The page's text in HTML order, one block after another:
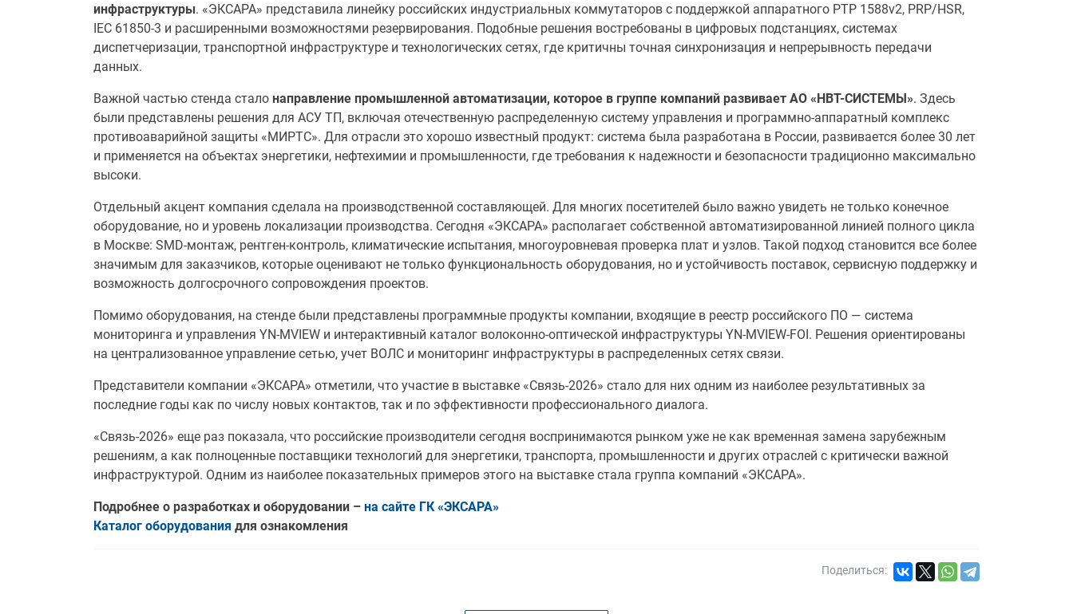
инфраструктуры. «ЭКСАРА» представила линейку российских индустриальных коммутаторов с поддержкой аппаратного PTP 1588v2, PRP/HSR,
IEC 61850-3 и расширенными возможностями резервирования. Подобные решения востребованы в цифровых подстанциях, системах
диспетчеризации, транспортной инфраструктуре и технологических сетях, где критичны точная синхронизация и непрерывность передачи
данных.
Важной частью стенда стало направление промышленной автоматизации, которое в группе компаний развивает АО «НВТ-СИСТЕМЫ». Здесь
были представлены решения для АСУ ТП, включая отечественную распределенную систему управления и программно-аппаратный комплекс
противоаварийной защиты «МИРТС». Для отрасли это хорошо известный продукт: система была разработана в России, развивается более 30 лет
и применяется на объектах энергетики, нефтехимии и промышленности, где требования к надежности и безопасности традиционно максимально
высоки.
Отдельный акцент компания сделала на производственной составляющей. Для многих посетителей было важно увидеть не только конечное
оборудование, но и уровень локализации производства. Сегодня «ЭКСАРА» располагает собственной автоматизированной линией полного цикла
в Москве: SMD-монтаж, рентген-контроль, климатические испытания, многоуровневая проверка плат и узлов. Такой подход становится все более
значимым для заказчиков, которые оценивают не только функциональность оборудования, но и устойчивость поставок, сервисную поддержку и
возможность долгосрочного сопровождения проектов.
Помимо оборудования, на стенде были представлены программные продукты компании, входящие в реестр российского ПО — система
мониторинга и управления YN-MVIEW и интерактивный каталог волоконно-оптической инфраструктуры YN-MVIEW-FOI. Решения ориентированы
на централизованное управление сетью, учет ВОЛС и мониторинг инфраструктуры в распределенных сетях связи.
Представители компании «ЭКСАРА» отметили, что участие в выставке «Связь-2026» стало для них одним из наиболее результативных за
последние годы как по числу новых контактов, так и по эффективности профессионального диалога.
«Связь-2026» еще раз показала, что российские производители сегодня воспринимаются рынком уже не как временная замена зарубежным
решениям, а как полноценные поставщики технологий для энергетики, транспорта, промышленности и других отраслей с критически важной
инфраструктурой. Одним из наиболее показательных примеров этого на выставке стала группа компаний «ЭКСАРА».
Подробнее о разработках и оборудовании – на сайте ГК «ЭКСАРА»
Каталог оборудования для ознакомления
Поделиться: